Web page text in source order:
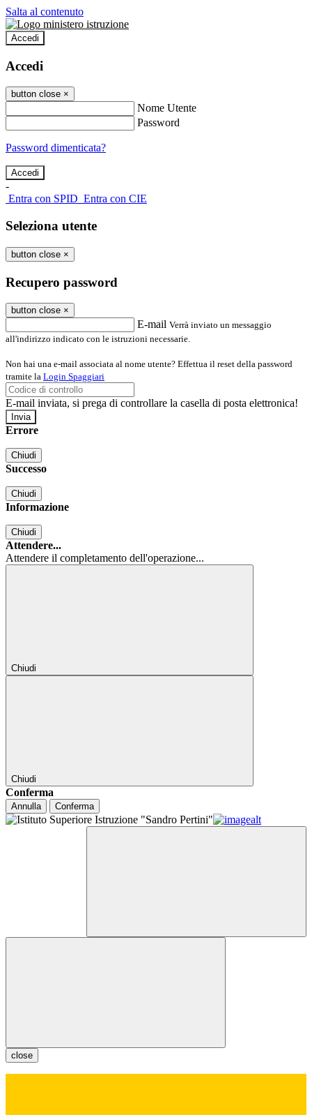
Salta al contenuto
Accedi
Accedi
button close ×
Nome Utente
Password
Password dimenticata?
-
Entra con SPID Entra con CIE
Seleziona utente
button close ×
Recupero password
button close ×
E-mail Verrà inviato un messaggio
all'indirizzo indicato con le istruzioni necessarie.
Non hai una e-mail associata al nome utente? Effettua il reset della password
tramite la Login Spaggiari
E-mail inviata, si prega di controllare la casella di posta elettronica!
Errore
Chiudi
Successo
Chiudi
Informazione
Chiudi
Attendere...
Attendere il completamento dell'operazione...
Chiudi
Chiudi
Conferma
Annulla Conferma
close